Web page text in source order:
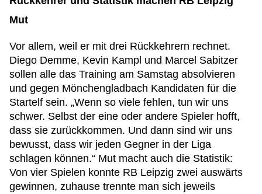
Mut
Vor allem, weil er mit drei Rückkehrern rechnet.
Diego Demme, Kevin Kampl und Marcel Sabitzer
sollen alle das Training am Samstag absolvieren
und gegen Mönchengladbach Kandidaten für die
Startelf sein. „Wenn so viele fehlen, tun wir uns
schwer. Selbst der eine oder andere Spieler hofft,
dass sie zurückkommen. Und dann sind wir uns
bewusst, dass wir jeden Gegner in der Liga
schlagen können.“ Mut macht auch die Statistik:
Von vier Spielen konnte RB Leipzig zwei auswärts
gewinnen, zuhause trennte man sich jeweils